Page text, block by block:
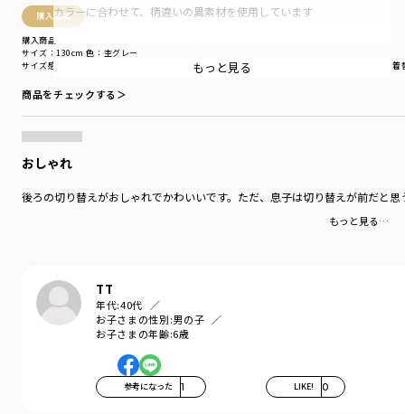
購入商品
購入商品
サイズ感 伸縮性：伸びない ：普段着（通園・通学）着
サイズ：130cm 色：杢グレー
商品をチェックする＞
おしゃれ
後ろの切り替えがおしゃれでかわいいです。ただ、息子は切り替えが前だと
もっと見る…
TT
年代:40代
お子さまの性別:男の子
お子さまの年齢:6歳
参考になった 1 LIKE! 0
カラーに合わせて、柄違いの異素材を使用しています
たくさん汗をかく暑い夏のお着替えにおすすめ
キャンプ等のアウトドアシーンにも活躍してくれます。
-----
伸縮性：あり
着用イメージ/カラー：アイボリー
シーズン
カテゴリ
／トップス
カラー
／ ブラック
性別タイプ
／ BOY
対象イベント ／再値下げアイテム
／11-5206-415
もっと見る